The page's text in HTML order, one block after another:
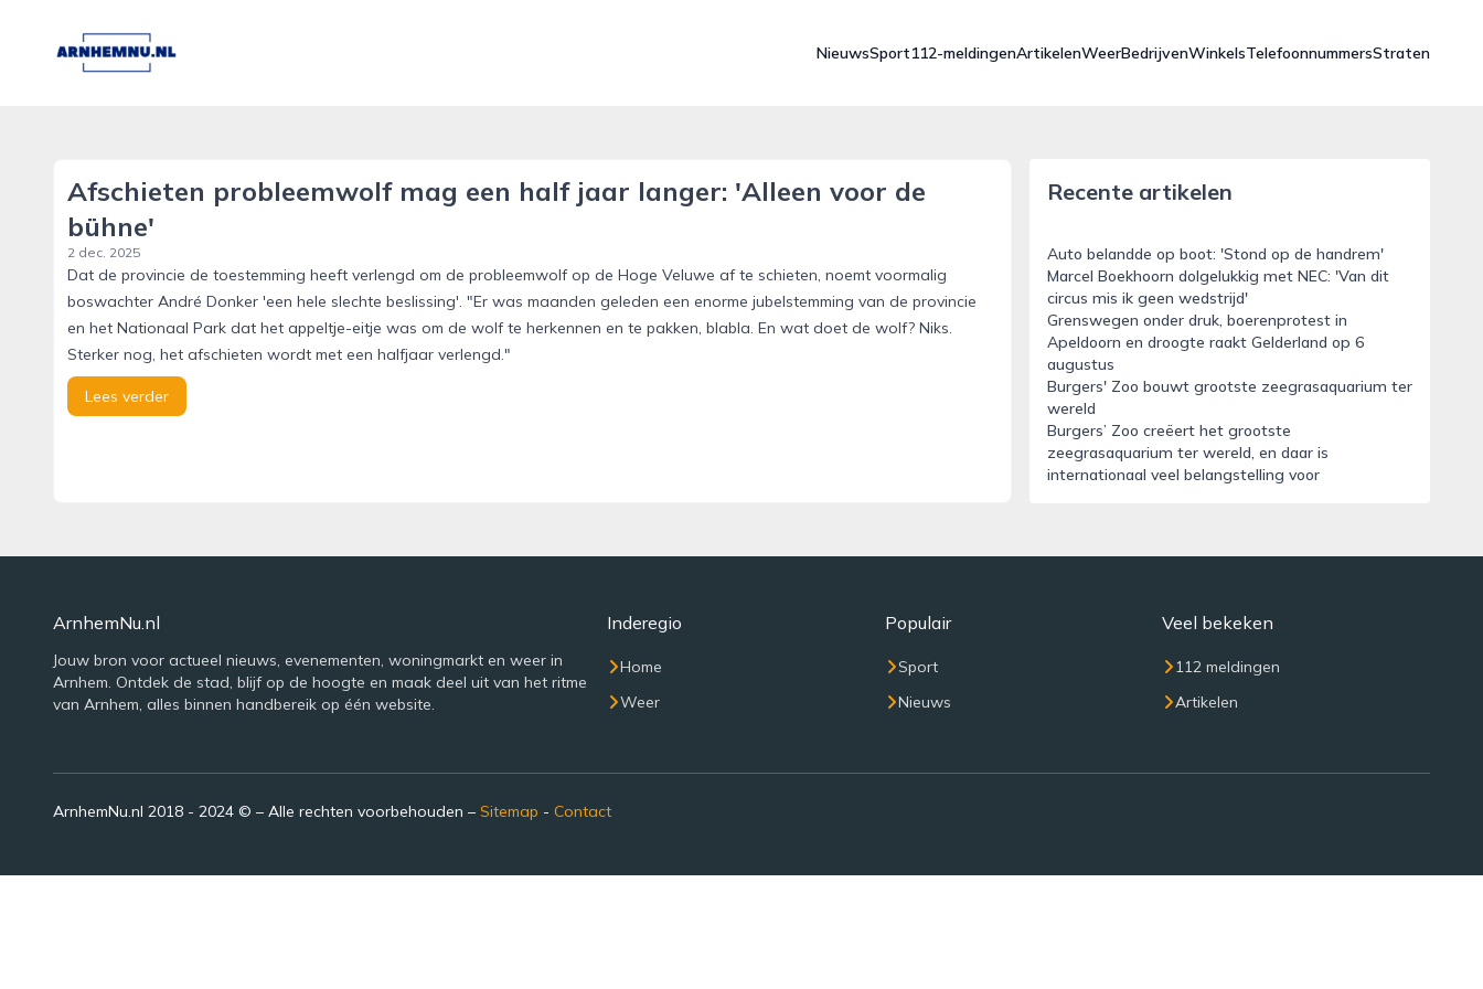
arnhemnu.nl
NieuwsSport112-meldingenArtikelenWeerBedrijvenWinkelsTelefoonnummersStraten
Afschieten probleemwolf mag een half jaar langer: 'Alleen voor de
bühne'
2 dec. 2025
Dat de provincie de toestemming heeft verlengd om de probleemwolf op de Hoge Veluwe af te schieten, noemt voormalig
boswachter André Donker 'een hele slechte beslissing'. "Er was maanden geleden een enorme jubelstemming van de provincie
en het Nationaal Park dat het appeltje-eitje was om de wolf te herkennen en te pakken, blabla. En wat doet de wolf? Niks.
Sterker nog, het afschieten wordt met een halfjaar verlengd."
Lees verder
Recente artikelen
Auto belandde op boot: 'Stond op de handrem'
Marcel Boekhoorn dolgelukkig met NEC: 'Van dit
circus mis ik geen wedstrijd'
Grenswegen onder druk, boerenprotest in
Apeldoorn en droogte raakt Gelderland op 6
augustus
Burgers' Zoo bouwt grootste zeegrasaquarium ter
wereld
Burgers’ Zoo creëert het grootste
zeegrasaquarium ter wereld, en daar is
internationaal veel belangstelling voor
ArnhemNu.nl
Jouw bron voor actueel nieuws, evenementen, woningmarkt en weer in
Arnhem. Ontdek de stad, blijf op de hoogte en maak deel uit van het ritme
van Arnhem, alles binnen handbereik op één website.
Inderegio
Home
Weer
Populair
Sport
Nieuws
Veel bekeken
112 meldingen
Artikelen
ArnhemNu.nl 2018 - 2024 © – Alle rechten voorbehouden – Sitemap - Contact